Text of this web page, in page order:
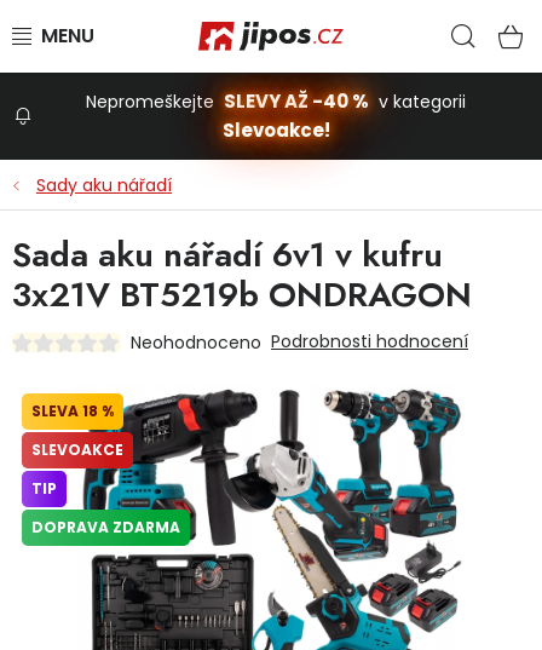
Stavba a dům
Dílna
Domácnost
Dětská hřiště
Autodoplňky
Nepromeškejte SLEVY AŽ -40 % v kategorii
Slevoakce!
Sady aku nářadí
Sada aku nářadí 6v1 v kufru
3x21V BT5219b ONDRAGON
Neohodnoceno Podrobnosti hodnocení
18 %
SLEVOAKCE
TIP
DOPRAVA ZDARMA